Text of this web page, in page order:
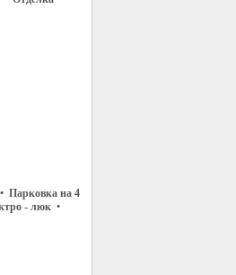
Парковка на 4
- люк •